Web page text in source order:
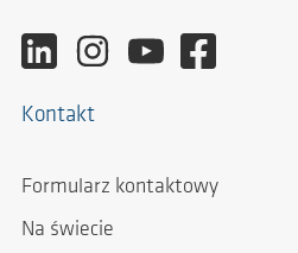
Kontakt
Formularz kontaktowy
Na świecie